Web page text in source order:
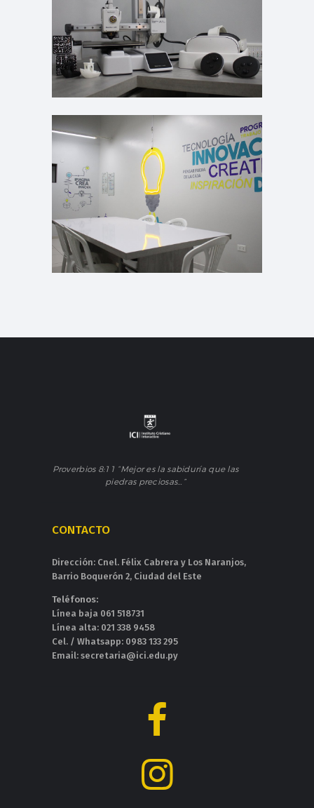
Proverbios 8:11 “Mejor es la sabiduría que las
piedras preciosas…”
CONTACTO
Dirección: Cnel. Félix Cabrera y Los Naranjos,
Barrio Boquerón 2, Ciudad del Este
Teléfonos:
Línea baja 061 518731
Línea alta: 021 338 9458
Cel. / Whatsapp: 0983 133 295
Email: secretaria@ici.edu.py